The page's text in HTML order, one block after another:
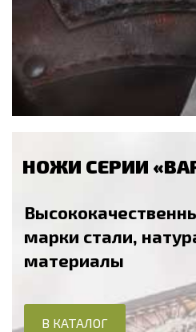
НОЖИ СЕРИИ
марки стали,
материалы
В КАТАЛОГ